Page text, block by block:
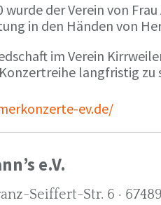
wurde der Verein von
in den Händen von
im Verein
langfristig zu
ev.de/
e.V.
Seiffert-Str. 6 ·